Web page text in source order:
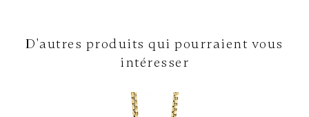
D'autres produits qui pourraient vous
intéresser